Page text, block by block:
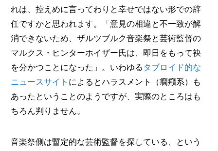
れは、控えめに言ってわりと幸せではない形での辞
任ですかと思われます。「意見の相違と不一致が解
消できないため、ザルツブルク音楽祭と芸術監督の
マルクス・ヒンターホイザー氏は、即日をもって袂
を分かつことになった」。いわゆる タブロイド的な
ニュースサイト によるとハラスメント（癇癪系）も
あったということのようですが、実際のところはも
ちろん判りません。
音楽祭側は暫定的な芸術監督を探している、という